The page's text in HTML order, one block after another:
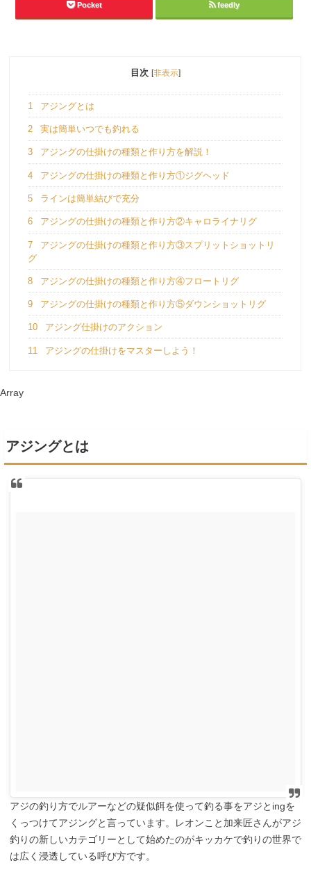
Pocket feedly
目次 [非表示]
1 アジングとは
2 実は簡単いつでも釣れる
3 アジングの仕掛けの種類と作り方を解説！
4 アジングの仕掛けの種類と作り方①ジグヘッド
5 ラインは簡単結びで充分
6 アジングの仕掛けの種類と作り方②キャロライナリグ
7
アジングの仕掛けの種類と作り方③スプリットショットリ
グ
8 アジングの仕掛けの種類と作り方④フロートリグ
9 アジングの仕掛けの種類と作り方⑤ダウンショットリグ
10 アジング仕掛けのアクション
11 アジングの仕掛けをマスターしよう！
Array
アジングとは
アジの釣り方でルアーなどの疑似餌を使って釣る事をアジとingを
くっつけてアジングと言っています。レオンこと加来匠さんがアジ
釣りの新しいカテゴリーとして始めたのがキッカケで釣りの世界で
は広く浸透している呼び方です。